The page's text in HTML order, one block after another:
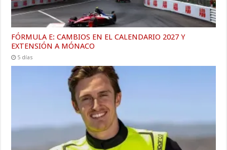
FÓRMULA E: CAMBIOS EN EL CALENDARIO 2027 Y
EXTENSIÓN A MÓNACO
5 días